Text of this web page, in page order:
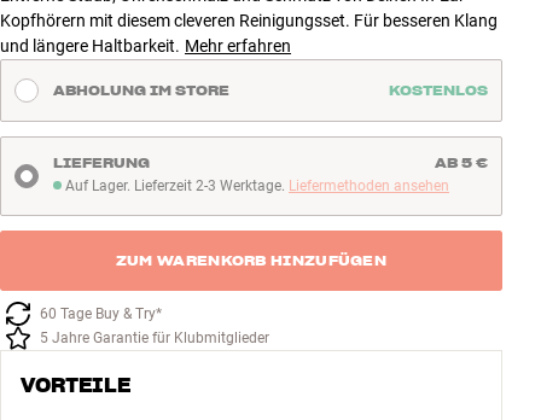
ANGEBOTE
Store Finden
Kundendienst
Anmelden
Kundendienst
Bauen mit Klang
Kopfhörern mit diesem cleveren Reinigungsset. Für besseren Klang
und längere Haltbarkeit. Mehr erfahren
ABHOLUNG IM STORE KOSTENLOS
Auf Lager. Lieferzeit 2-3 Werktage
Auf Lager. Lieferzeit 2-3 Werktage. Liefermethoden ansehen
LIEFERUNG AB 5 €
ZUM WARENKORB HINZUFÜGEN
60 Tage Buy & Try*
5 Jahre Garantie für Klubmitglieder
VORTEILE